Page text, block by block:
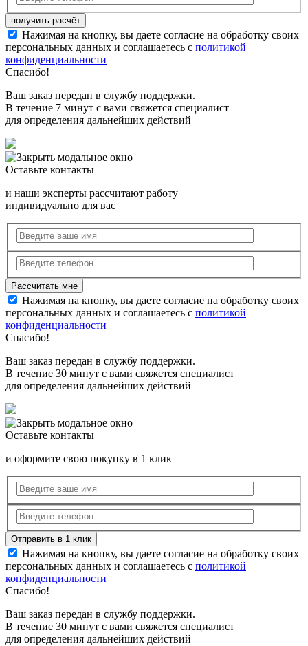
Нажимая на кнопку, вы даете согласие на обработку своих
персональных данных и соглашаетесь с политикой
конфиденциальности
Спасибо!
Ваш заказ передан в службу поддержки.
В течение 7 минут с вами свяжется специалист
для определения дальнейших действий
Оставьте контакты
и наши эксперты рассчитают работу
индивидуально для вас
Нажимая на кнопку, вы даете согласие на обработку своих
персональных данных и соглашаетесь с политикой
конфиденциальности
Спасибо!
Ваш заказ передан в службу поддержки.
В течение 30 минут с вами свяжется специалист
для определения дальнейших действий
Оставьте контакты
и оформите свою покупку в 1 клик
Нажимая на кнопку, вы даете согласие на обработку своих
персональных данных и соглашаетесь с политикой
конфиденциальности
Спасибо!
Ваш заказ передан в службу поддержки.
В течение 30 минут с вами свяжется специалист
для определения дальнейших действий